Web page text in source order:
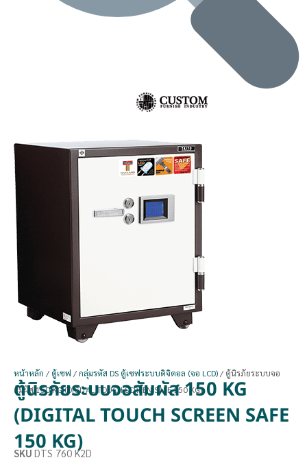
หน้าหลัก / ตู้เซฟ /กลุ่มรหัส DS ตู้เซฟระบบดิจิตอล (จอ LCD) / ตู้นิรภัยระบบจอ
สัมผัส 150 KG (DIGITAL TOUCH SCREEN SAFE 150 KG)
ตู้นิรภัยระบบจอสัมผัส 150 KG
(DIGITAL TOUCH SCREEN SAFE
150 KG)
SKU DTS 760 K2D